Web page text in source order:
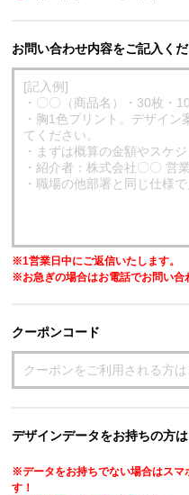
お問い合わせ内容をご記入くだ
※1営業日中にご返信いたします。
※お急ぎの場合はお電話でお問い合
クーポンコード
デザインデータをお持ちの方
※データをお持ちでない場合はスマ
す！